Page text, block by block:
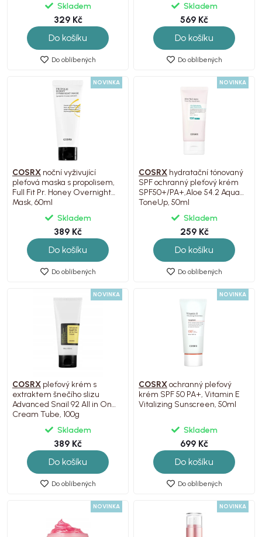
Skladem
329 Kč
Do košíku
Do oblíbených
Skladem
569 Kč
Do košíku
Do oblíbených
NOVINKA
COSRX noční vyživující
pleťová maska s propolisem,
Full Fit Pr. Honey Overnight
Mask, 60ml
Skladem
389 Kč
Do košíku
Do oblíbených
NOVINKA
COSRX hydratační tónovaný
SPF ochranný pleťový krém
SPF50+/PA+,Aloe 54.2 Aqua
ToneUp, 50ml
Skladem
259 Kč
Do košíku
Do oblíbených
NOVINKA
COSRX pleťový krém s
extraktem šnečího slizu
Advanced Snail 92 All in One
Cream Tube, 100g
Skladem
389 Kč
Do košíku
Do oblíbených
NOVINKA
COSRXochranný pleťový
krém SPF 50 PA+, Vitamin E
Vitalizing Sunscreen, 50ml
Skladem
699 Kč
Do košíku
Do oblíbených
NOVINKA NOVINKA